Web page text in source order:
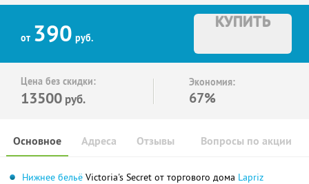
от 390 руб.
КУПИТЬ
Цена без скидки:
13500 руб.
Экономия:
67%
Основное Отзывы Вопросы по акции
Адреса
Нижнее бельё Victoria's Secret от торгового дома Lapriz